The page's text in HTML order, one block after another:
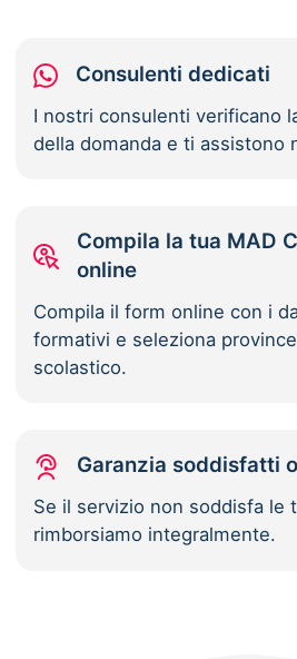
Consulenti dedicati
I nostri consulenti verificano
della domanda e ti assistono
Compila la tua MAD
online
Compila il form online con i
formativi e seleziona
scolastico.
Garanzia soddisfatti
Se il servizio non soddisfa le
rimborsiamo integralmente.